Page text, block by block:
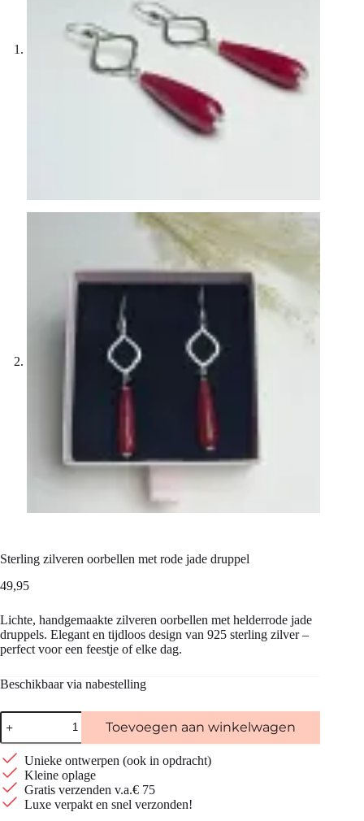
Sterling zilveren oorbellen met rode jade druppel
49,95
Lichte, handgemaakte zilveren oorbellen met helderrode jade
druppels. Elegant en tijdloos design van 925 sterling zilver –
perfect voor een feestje of elke dag.
Beschikbaar via nabestelling
Sterling
zilveren
oorbellen
met
rode
jade
druppel
aantal
Toevoegen aan winkelwagen
Unieke ontwerpen (ook in opdracht)
Kleine oplage
Gratis verzenden v.a.€ 75
Luxe verpakt en snel verzonden!